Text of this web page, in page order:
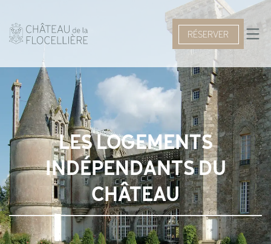
RÉSERVER
LES LOGEMENTS
INDÉPENDANTS DU
CHÂTEAU